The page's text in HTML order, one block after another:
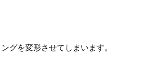
グを変形させてしまいます。